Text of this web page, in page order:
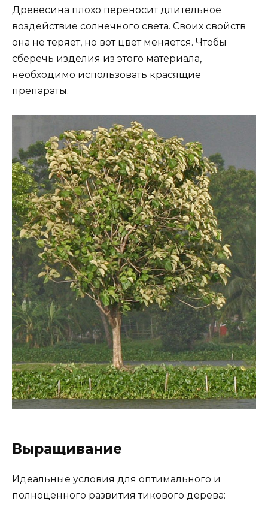
Древесина плохо переносит длительное
воздействие солнечного света. Своих свойств
она не теряет, но вот цвет меняется. Чтобы
сберечь изделия из этого материала,
необходимо использовать красящие
препараты.
Выращивание
Идеальные условия для оптимального и
полноценного развития тикового дерева: